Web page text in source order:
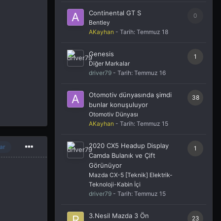
0
Continental GT S
Bentley
AKayhan - Tarih: Temmuz 18
1
Genesis
Diğer Markalar
driver79 - Tarih: Temmuz 16
38
Otomotiv dünyasında şimdi
bunlar konuşuluyor
Otomotiv Dünyası
AKayhan - Tarih: Temmuz 15
1
2020 CX5 Headup Display
Camda Bulanık ve Çift
Görünüyor
Mazda CX-5 [Teknik] Elektrik-
Teknoloji-Kabin İçi
driver79 - Tarih: Temmuz 15
23
3.Nesil Mazda 3 Ön